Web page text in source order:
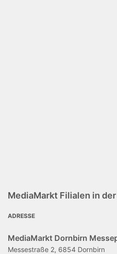
MediaMarkt Filialen in der
ADRESSE
MediaMarkt Dornbirn
Messestraße 2, 6854 Dornbirn